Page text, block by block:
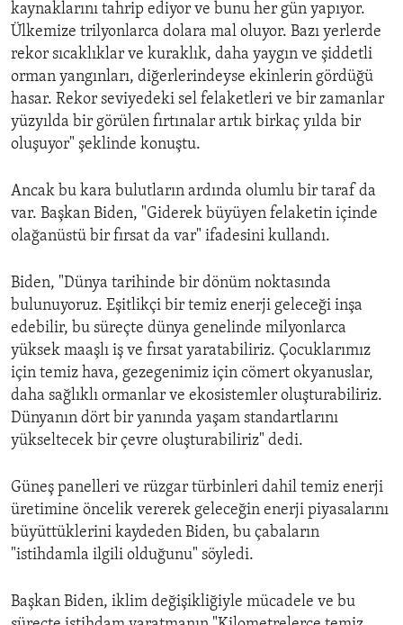
kaynaklarını tahrip ediyor ve bunu her gün yapıyor.
Ülkemize trilyonlarca dolara mal oluyor. Bazı yerlerde
rekor sıcaklıklar ve kuraklık, daha yaygın ve şiddetli
orman yangınları, diğerlerindeyse ekinlerin gördüğü
hasar. Rekor seviyedeki sel felaketleri ve bir zamanlar
yüzyılda bir görülen fırtınalar artık birkaç yılda bir
oluşuyor" şeklinde konuştu.
Ancak bu kara bulutların ardında olumlu bir taraf da
var. Başkan Biden, "Giderek büyüyen felaketin içinde
olağanüstü bir fırsat da var" ifadesini kullandı.
Biden, "Dünya tarihinde bir dönüm noktasında
bulunuyoruz. Eşitlikçi bir temiz enerji geleceği inşa
edebilir, bu süreçte dünya genelinde milyonlarca
yüksek maaşlı iş ve fırsat yaratabiliriz. Çocuklarımız
için temiz hava, gezegenimiz için cömert okyanuslar,
daha sağlıklı ormanlar ve ekosistemler oluşturabiliriz.
Dünyanın dört bir yanında yaşam standartlarını
yükseltecek bir çevre oluşturabiliriz" dedi.
Güneş panelleri ve rüzgar türbinleri dahil temiz enerji
üretimine öncelik vererek geleceğin enerji piyasalarını
büyüttüklerini kaydeden Biden, bu çabaların
"istihdamla ilgili olduğunu" söyledi.
Başkan Biden, iklim değişikliğiyle mücadele ve bu